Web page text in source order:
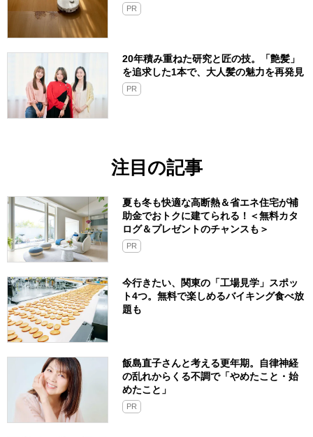
PR
20年積み重ねた研究と匠の技。「艶髪」
を追求した1本で、大人髪の魅力を再発見
PR
注目の記事
夏も冬も快適な高断熱＆省エネ住宅が補
助金でおトクに建てられる！＜無料カタ
ログ＆プレゼントのチャンスも＞
PR
今行きたい、関東の「工場見学」スポッ
ト4つ。無料で楽しめるバイキング食べ放
題も
飯島直子さんと考える更年期。自律神経
の乱れからくる不調で「やめたこと・始
めたこと」
PR